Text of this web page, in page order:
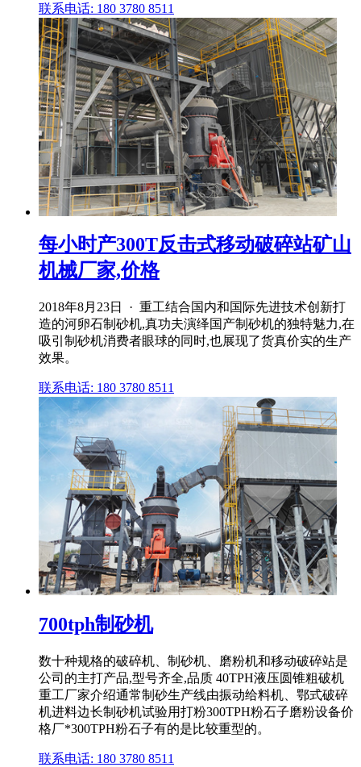
联系电话: 180 3780 8511
每小时产300T反击式移动破碎站矿山
机械厂家,价格
2018年8月23日 · 重工结合国内和国际先进技术创新打
造的河卵石制砂机,真功夫演绎国产制砂机的独特魅力,在
吸引制砂机消费者眼球的同时,也展现了货真价实的生产
效果。
联系电话: 180 3780 8511
700tph制砂机
数十种规格的破碎机、制砂机、磨粉机和移动破碎站是
公司的主打产品,型号齐全,品质 40TPH液压圆锥粗破机
重工厂家介绍通常制砂生产线由振动给料机、鄂式破碎
机进料边长制砂机试验用打粉300TPH粉石子磨粉设备价
格厂*300TPH粉石子有的是比较重型的。
联系电话: 180 3780 8511